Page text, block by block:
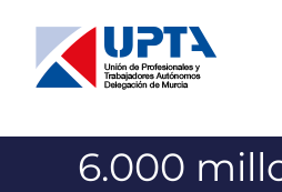
contenido
6.000